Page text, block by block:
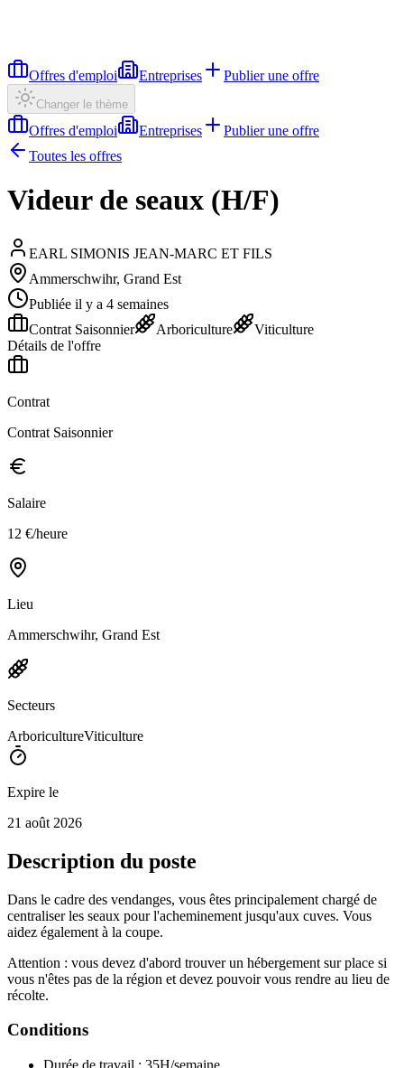
Offres d'emploi Entreprises Publier une offre
Changer le thème
Offres d'emploi Entreprises
Publier une offre
Toutes les offres
Videur de seaux (H/F)
EARL SIMONIS JEAN-MARC ET FILS
Ammerschwihr, Grand Est
Publiée il y a 4 semaines
Contrat Saisonnier
Arboriculture
Viticulture
Détails de l'offre
Contrat
Contrat Saisonnier
Salaire
12 €/heure
Lieu
Ammerschwihr, Grand Est
Secteurs
ArboricultureViticulture
Expire le
21 août 2026
Description du poste
Dans le cadre des vendanges, vous êtes principalement chargé de
centraliser les seaux pour l'acheminement jusqu'aux cuves. Vous
aidez également à la coupe.
Attention : vous devez d'abord trouver un hébergement sur place si
vous n'êtes pas de la région et devez pouvoir vous rendre au lieu de
récolte.
Conditions